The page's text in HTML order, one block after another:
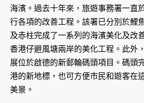
海濱。過去十年來，旅遊事務署一直
行各項的改善工程。該署已分別於鯉
及赤柱完成了一系列的海濱美化及改
香港仔避風塘兩岸的美化工程。此外
展位於啟德的新郵輪碼頭項目。碼頭
港的新地標，也可方便市民和遊客在
美景。